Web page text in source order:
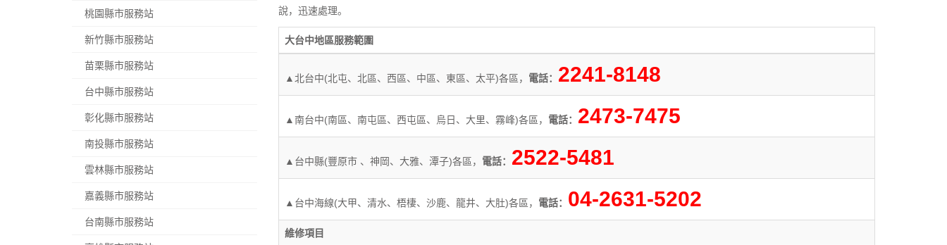
說，迅速處理。
大台中地區服務範圍
▲北台中(北屯、北區、西區、中區、東區、太平)各區， 電話： 2241-8148
▲南台中(南區、南屯區、西屯區、烏日、大里、霧峰)各區， 電話： 2473-7475
▲台中縣(豐原市 、神岡、大雅、潭子)各區， 電話： 2522-5481
▲台中海線(大甲、清水、梧棲、沙鹿、龍井、大肚)各區， 電話： 04-2631-5202
維修項目
桃園縣市服務站
新竹縣市服務站
苗栗縣市服務站
台中縣市服務站
彰化縣市服務站
南投縣市服務站
雲林縣市服務站
嘉義縣市服務站
台南縣市服務站